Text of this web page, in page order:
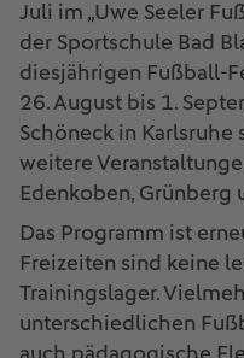
Juli im „Uwe Seeler
der Sportschule Bad
diesjährigen Fußball-
26. August bis 1.
Schöneck in Karlsruhe
weitere
Edenkoben,
Das Programm ist
Freizeiten sind keine
Trainingslager.
unterschiedlichen